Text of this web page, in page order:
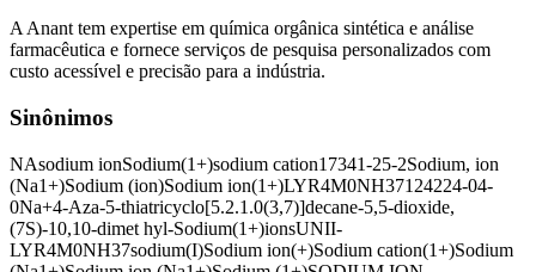
A Anant tem expertise em química orgânica sintética e análise
farmacêutica e fornece serviços de pesquisa personalizados com
custo acessível e precisão para a indústria.
Sinônimos
NAsodium ionSodium(1+)sodium cation17341-25-2Sodium, ion
(Na1+)Sodium (ion)Sodium ion(1+)LYR4M0NH37124224-04-
0Na+4-Aza-5-thiatricyclo[5.2.1.0(3,7)]decane-5,5-dioxide,
(7S)-10,10-dimet hyl-Sodium(1+)ionsUNII-
LYR4M0NH37sodium(I)Sodium ion(+)Sodium cation(1+)Sodium